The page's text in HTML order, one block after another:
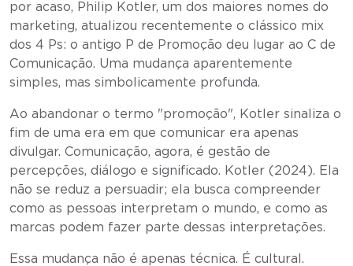
por acaso, Philip Kotler, um dos maiores nomes do
marketing, atualizou recentemente o clássico mix
dos 4 Ps: o antigo P de Promoção deu lugar ao C de
Comunicação. Uma mudança aparentemente
simples, mas simbolicamente profunda.
Ao abandonar o termo "promoção", Kotler sinaliza o
fim de uma era em que comunicar era apenas
divulgar. Comunicação, agora, é gestão de
percepções, diálogo e significado. Kotler (2024). Ela
não se reduz a persuadir; ela busca compreender
como as pessoas interpretam o mundo, e como as
marcas podem fazer parte dessas interpretações.
Essa mudança não é apenas técnica. É cultural.